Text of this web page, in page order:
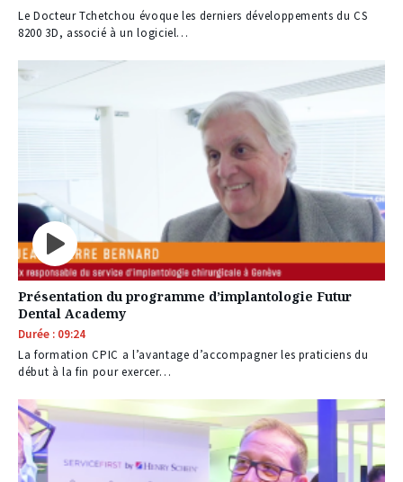
Le Docteur Tchetchou évoque les derniers développements du CS
8200 3D, associé à un logiciel…
Présentation du programme d’implantologie Futur
Dental Academy
Durée : 09:24
La formation CPIC a l’avantage d’accompagner les praticiens du
début à la fin pour exercer…